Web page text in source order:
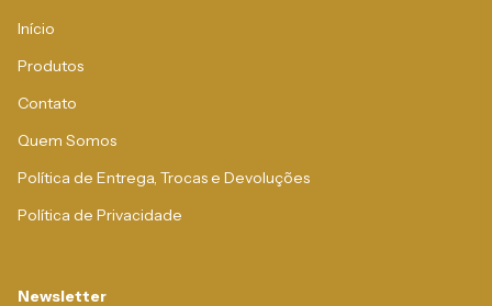
Início
Produtos
Contato
Quem Somos
Política de Entrega, Trocas e Devoluções
Política de Privacidade
Newsletter